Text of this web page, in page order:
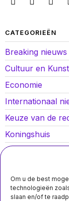
Om u de best
technologieën
slaan en/of te
CATEGORIEËN
Breaking nieuws
Cultuur en Kunst
Economie
Internationaal
Keuze van de
Koningshuis
Lokaal nieuws
Opinies